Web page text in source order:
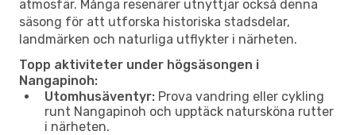
atmosfär. Många resenärer utnyttjar också denna
säsong för att utforska historiska stadsdelar,
landmärken och naturliga utflykter i närheten.
Topp aktiviteter under högsäsongen i
Nangapinoh:
Utomhusäventyr: Prova vandring eller cykling
runt Nangapinoh och upptäck natursköna rutter
i närheten.